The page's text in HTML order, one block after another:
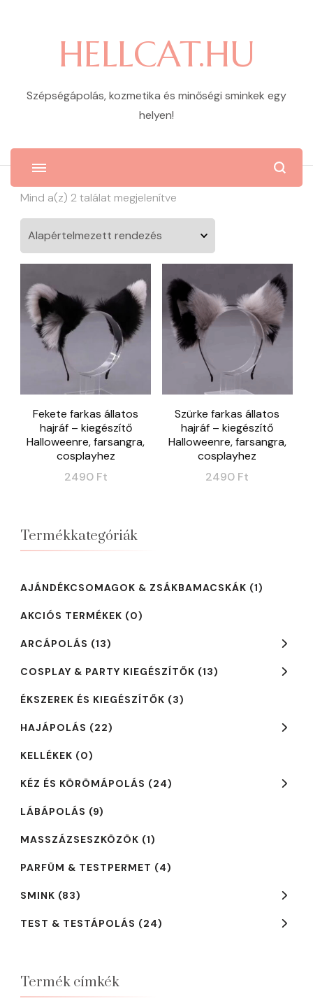
HELLCAT.HU
Szépségápolás, kozmetika és minőségi sminkek egy
helyen!
Mind a(z) 2 találat megjelenítve
Fekete farkas állatos
hajráf – kiegészítő
Halloweenre, farsangra,
cosplayhez
2490 Ft
Szürke farkas állatos
hajráf – kiegészítő
Halloweenre, farsangra,
cosplayhez
2490 Ft
Termékkategóriák
AJÁNDÉKCSOMAGOK & ZSÁKBAMACSKÁK (1)
AKCIÓS TERMÉKEK (0)
ARCÁPOLÁS (13)
COSPLAY & PARTY KIEGÉSZÍTŐK (13)
ÉKSZEREK ÉS KIEGÉSZÍTŐK (3)
HAJÁPOLÁS (22)
KELLÉKEK (0)
KÉZ ÉS KÖRÖMÁPOLÁS (24)
LÁBÁPOLÁS (9)
MASSZÁZSESZKÖZÖK (1)
PARFÜM & TESTPERMET (4)
SMINK (83)
TEST & TESTÁPOLÁS (24)
Termék címkék